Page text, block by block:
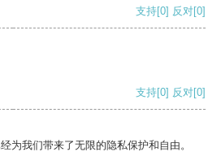
支持[0] 反对[0]
支持[0] 反对[0]
为我们带来了无限的隐私保护和自由。